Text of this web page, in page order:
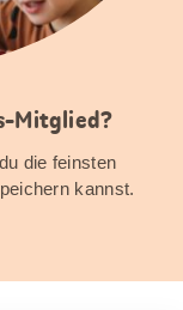
Mitglied?
die feinsten
kannst.